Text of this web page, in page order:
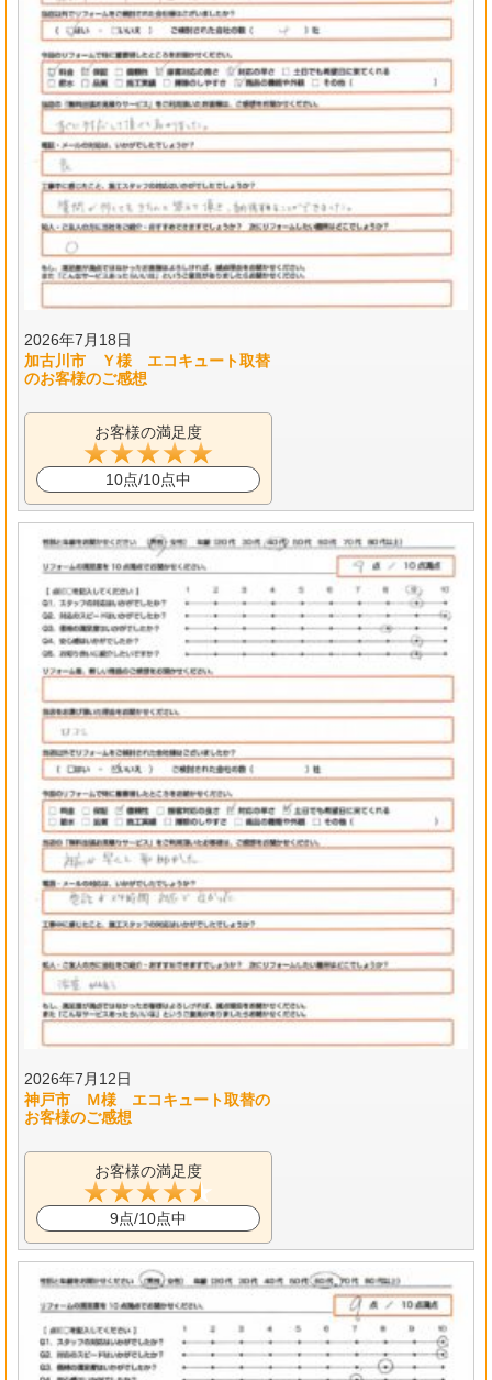
2026年7月18日
加古川市 Ｙ様 エコキュート取替
のお客様のご感想
お客様の満足度
10点/10点中
2026年7月12日
神戸市 Ｍ様 エコキュート取替の
お客様のご感想
お客様の満足度
9点/10点中